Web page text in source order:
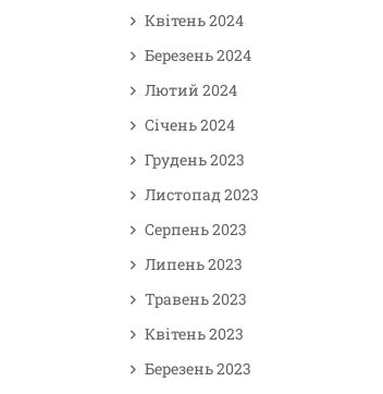
Квітень 2024
Березень 2024
Лютий 2024
Січень 2024
Грудень 2023
Листопад 2023
Серпень 2023
Липень 2023
Травень 2023
Квітень 2023
Березень 2023